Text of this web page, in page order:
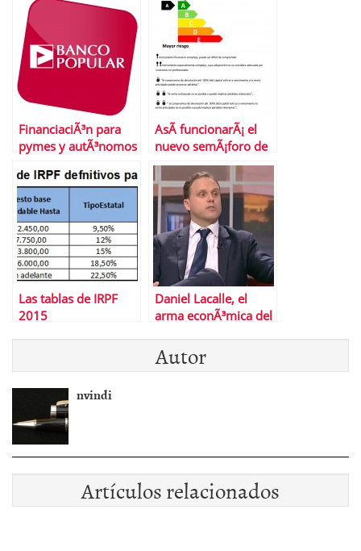
FinanciaciÃ³n para
pymes y autÃ³nomos
AsÃ­ funcionarÃ¡ el
nuevo semÃ¡foro de
la CNMV para que
inviertas sin riesgo
Las tablas de IRPF
2015
Daniel Lacalle, el
arma econÃ³mica del
Autor
nvindi
Artículos relacionados